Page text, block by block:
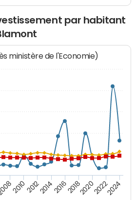
par habitant
ministère de l'Economie)
20102012201420162018202020222024